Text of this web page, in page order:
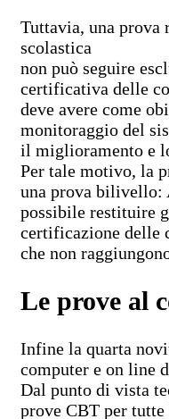
Tuttavia, una prova
scolastica
non può seguire
certificativa delle
deve avere come
monitoraggio del
il miglioramento e
Per tale motivo, la
una prova bilivello:
possibile restituire
certificazione delle
che non
Le prove al
Infine la quarta
computer e on line
Dal punto di vista
prove CBT per